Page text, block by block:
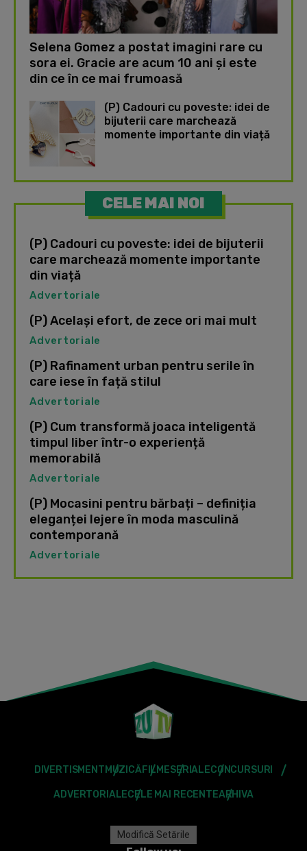
Selena Gomez a postat imagini rare cu
sora ei. Gracie are acum 10 ani și este
din ce în ce mai frumoasă
(P) Cadouri cu poveste: idei de
bijuterii care marchează
momente importante din viață
CELE MAI NOI
(P) Cadouri cu poveste: idei de bijuterii
care marchează momente importante
din viață
Advertoriale
(P) Același efort, de zece ori mai mult
Advertoriale
(P) Rafinament urban pentru serile în
care iese în față stilul
Advertoriale
(P) Cum transformă joaca inteligentă
timpul liber într-o experiență
memorabilă
Advertoriale
(P) Mocasini pentru bărbați – definiția
eleganței lejere în moda masculină
contemporană
Advertoriale
DIVERTISMENT MUZICĂFILMESERIALECONCURSURI
ADVERTORIALECELE MAI RECENTEARHIVA
Modifică Setările